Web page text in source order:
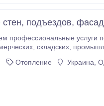
стен, подъездов,
услуги по утеплению
фасада, крыши, балкононов; гидроизоляция
работы.
Отопление Украина,